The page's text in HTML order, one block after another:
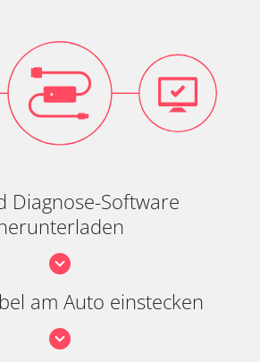
Diagnose-Software
am Auto einstecken